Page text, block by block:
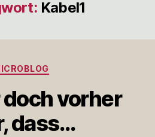
Kabel1
Kategorien
doch vorher
dass…